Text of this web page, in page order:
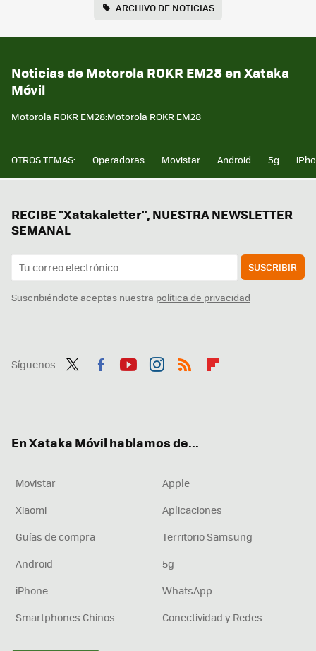
ARCHIVO DE NOTICIAS
Noticias de Motorola ROKR EM28 en Xataka
Móvil
Motorola ROKR EM28:Motorola ROKR EM28
OTROS TEMAS: Operadoras Movistar Android 5g
RECIBE "Xatakaletter", NUESTRA NEWSLETTER
SEMANAL
SUSCRIBIR
Suscribiéndote aceptas nuestra política de privacidad
Síguenos
En Xataka Móvil hablamos de...
Movistar
Apple
Xiaomi
Aplicaciones
Guías de compra
Territorio Samsung
Android
5g
iPhone
WhatsApp
Smartphones Chinos
Conectividad y Redes